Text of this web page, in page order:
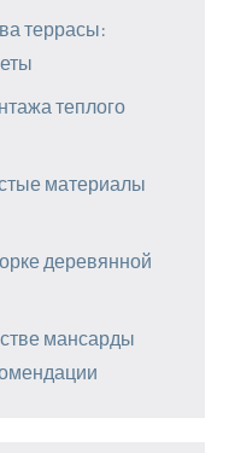
террасы:
теплого
материалы
деревянной
мансарды